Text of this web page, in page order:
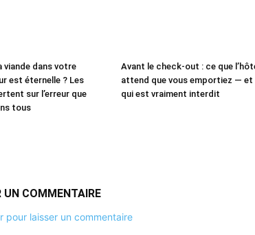
viande dans votre
est éternelle ? Les
sur l’erreur que
tous
Avant le check-out : ce que
attend que vous emportiez — et
qui est vraiment interdit
UN COMMENTAIRE
pour laisser un commentaire